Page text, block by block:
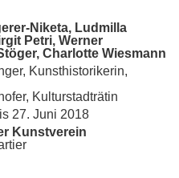
Niketa, Ludmilla
Petri, Werner
Charlotte Wiesmann
Kunsthistorikerin,
Kulturstadträtin
27. Juni 2018
Kunstverein